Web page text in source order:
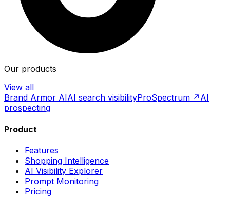
Our products
View all
Brand Armor AIAI search visibilityProSpectrum ↗ AI
prospecting
Product
Features
Shopping Intelligence
AI Visibility Explorer
Prompt Monitoring
Pricing